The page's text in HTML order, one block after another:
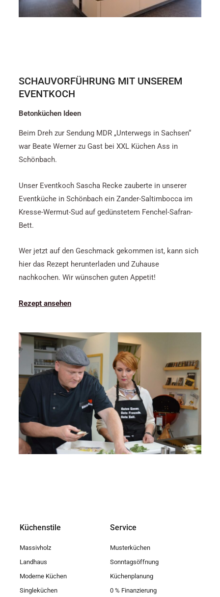
SCHAUVORFÜHRUNG MIT UNSEREM
EVENTKOCH
Betonküchen Ideen
Beim Dreh zur Sendung MDR „Unterwegs in Sachsen“
war Beate Werner zu Gast bei XXL Küchen Ass in
Schönbach.
Unser Eventkoch Sascha Recke zauberte in unserer
Eventküche in Schönbach ein Zander-Saltimbocca im
Kresse-Wermut-Sud auf gedünstetem Fenchel-Safran-
Bett.
Wer jetzt auf den Geschmack gekommen ist, kann sich
hier das Rezept herunterladen und Zuhause
nachkochen. Wir wünschen guten Appetit!
Rezept ansehen
Küchenstile
Massivholz
Landhaus
Moderne Küchen
Singleküchen
Service
Musterküchen
Sonntagsöffnung
Küchenplanung
0 % Finanzierung